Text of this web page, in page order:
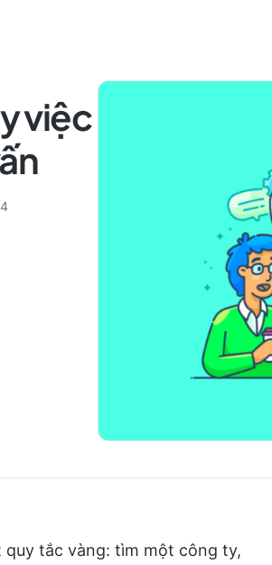
việc
quy tắc vàng: tìm một công ty,